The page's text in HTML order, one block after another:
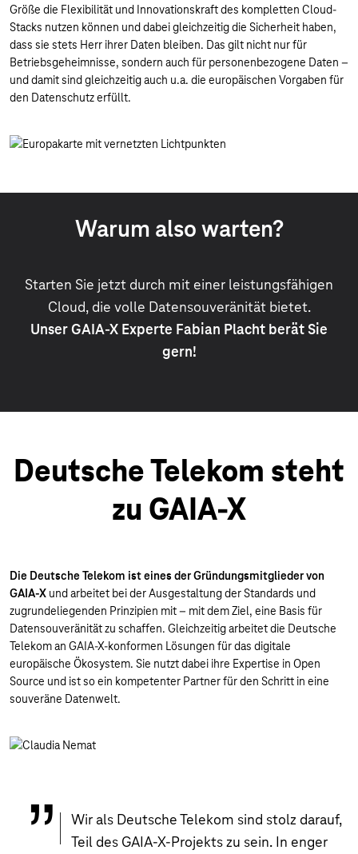
Größe die Flexibilität und Innovationskraft des kompletten Cloud-
Stacks nutzen können und dabei gleichzeitig die Sicherheit haben,
dass sie stets Herr ihrer Daten bleiben. Das gilt nicht nur für
Betriebsgeheimnisse, sondern auch für personenbezogene Daten –
und damit sind gleichzeitig auch u.a. die europäischen Vorgaben für
den Datenschutz erfüllt.
Warum also warten?
Starten Sie jetzt durch mit einer leistungsfähigen
Cloud, die volle Datensouveränität bietet.
Unser GAIA-X Experte Fabian Placht berät Sie
gern!
Deutsche Telekom steht
zu GAIA-X
Die Deutsche Telekom ist eines der Gründungsmitglieder von
GAIA-X und arbeitet bei der Ausgestaltung der Standards und
zugrundeliegenden Prinzipien mit – mit dem Ziel, eine Basis für
Datensouveränität zu schaffen. Gleichzeitig arbeitet die Deutsche
Telekom an GAIA-X-konformen Lösungen für das digitale
europäische Ökosystem. Sie nutzt dabei ihre Expertise in Open
Source und ist so ein kompetenter Partner für den Schritt in eine
souveräne Datenwelt.
Wir als Deutsche Telekom sind stolz darauf,
Teil des GAIA-X-Projekts zu sein. In enger